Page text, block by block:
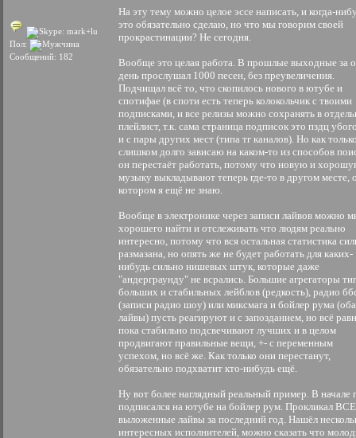
Пол:
Сообщений: 182
На эту тему можно целое эссе написать, и когда-
это обязательно сделаю, но что мы говорим своей
прокрастинации? Не сегодня.
Вообще это целая работа. В прошлые выходные за
день прослушал 1000 песен, без преувеличения.
Подчищал всё то, что скопилось нового в ютубе и
спотифае (в споти есть теперь колокольчик с твоими
подписками, и все релизы можно сохранять в
плейлист, т.к. сама страница подписок это пздц
и с пары других мест (типа тг каналов). Но как
слишком долго зависаю на каком-то из способов
он перестаёт работать, потому что новую и
музыку выкладывают теперь где-то в другом месте,
котором я ещё не знаю.
Вообще в электронике через записи лайвов можно
хорошего найти и отслеживать что людям реально
интересно, потому что вся остальная статистика
размазана, но опять же не будет работать для каких-
нибудь сильно нишевых штук, которые даже
"андерграунду" не всрались. Большие агрегаторы
больших и стабильных лейблов (редкость), радио
(записи радио шоу) или миксмага и бойлер рума (оба
лайвы) пусть реагируют и с запозданием, но всё
пока стабильно подсвечивают лучших и в целом
продвигают правильные вещи, +- с переменным
успехом, но всё же. Как только они перестанут,
обязательно подхватит кто-нибудь ещё.
Ну вот более наглядный реальный пример. В начале
подписался на ютубе на бойлер рум. Прокликал ВСЕ
выложенные лайвы за последний год. Нашёл
интересных исполнителей, можно сказать что